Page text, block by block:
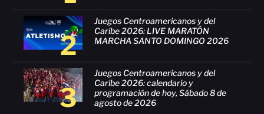
2
Juegos Centroamericanos y del
Caribe 2026: LIVE MARATÓN
MARCHA SANTO DOMINGO 2026
3
Juegos Centroamericanos y del
Caribe 2026: calendario y
programación de hoy, Sábado 8 de
agosto de 2026